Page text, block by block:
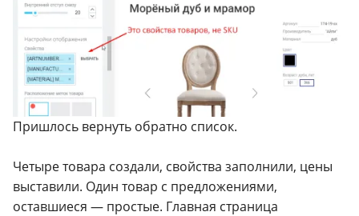
Пришлось вернуть обратно список.
Четыре товара создали, свойства заполнили, цены
выставили. Один товар с предложениями,
оставшиеся — простые. Главная страница